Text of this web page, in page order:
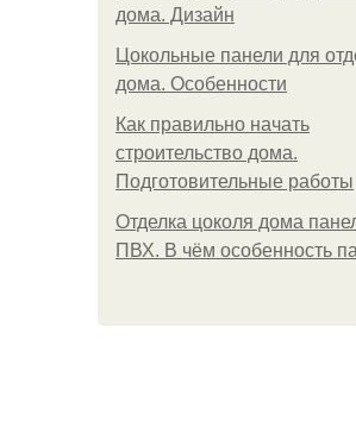
дома. Дизайн
Цокольные панели для
дома. Особенности
Как правильно начать
строительство дома.
Подготовительные работы
Отделка цоколя дома
ПВХ. В чём особенность